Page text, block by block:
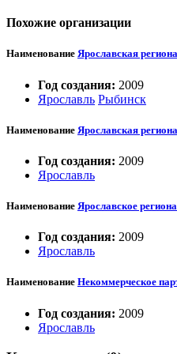
Похожие организации
Наименование Ярославская
Год создания: 2009
Ярославль Рыбинск
Наименование Ярославская
Год создания: 2009
Ярославль
Наименование Ярославское
Год создания: 2009
Ярославль
Наименование Некоммерческое
Год создания: 2009
Ярославль